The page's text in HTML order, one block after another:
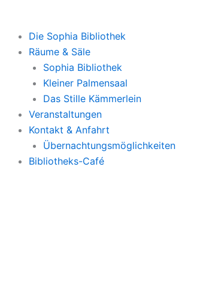
Die Sophia Bibliothek
Räume & Säle
Sophia Bibliothek
Kleiner Palmensaal
Das Stille Kämmerlein
Veranstaltungen
Kontakt & Anfahrt
Übernachtungsmöglichkeiten
Bibliotheks-Café